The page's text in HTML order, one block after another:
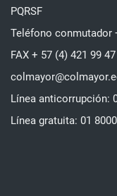
PQRSF
Teléfono conmutador
FAX + 57 (4) 421 99 47
Línea anticorrupción:
Línea gratuita: 01